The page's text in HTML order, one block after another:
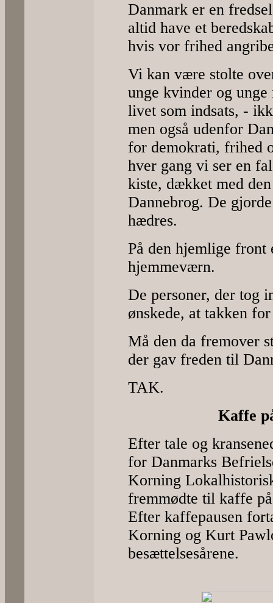
Danmark er en
altid have et
hvis vor frihed
Vi kan være stolte
unge kvinder og
livet som indsats, -
men også udenfor
for demokrati, frihed
hver gang vi ser en
kiste, dækket med
Dannebrog. De
hædres.
På den hjemlige
hjemmeværn.
De personer, der tog
ønskede, at takken
Må den da fremover
der gav freden til
TAK.
Kaffe
Efter tale og
for Danmarks
Korning
fremmødte til kaffe
Efter kaffepausen
Korning og Kurt
besættelsesårene.